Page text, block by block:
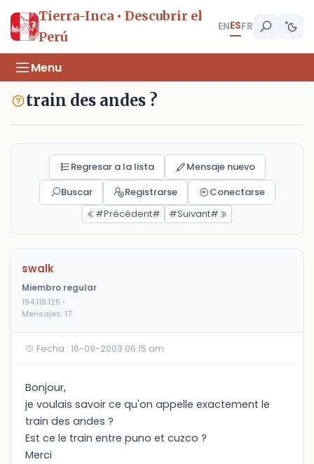
Tierra-Inca • Descubrir el
Perú
ENESFR
Menu
train des andes ?
Regresar a la lista
Mensaje nuevo
Buscar
Registrarse
Conectarse
#Précédent#
#Suivant#
swalk
Miembro regular
194.119.125.-
Mensajes: 17
Fecha : 16-09-2003 06:15 am
Bonjour,
je voulais savoir ce qu'on appelle exactement le
train des andes ?
Est ce le train entre puno et cuzco ?
Merci